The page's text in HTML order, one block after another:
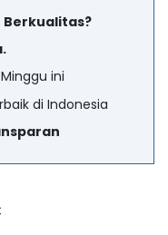
Berkualitas?
Minggu ini
di Indonesia